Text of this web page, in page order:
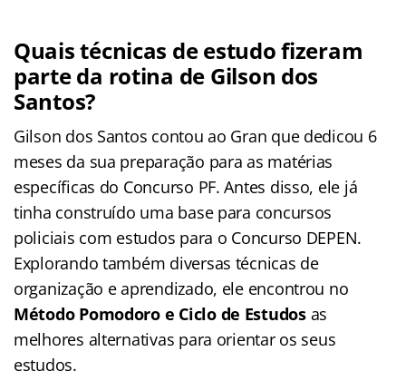
Quais técnicas de estudo fizeram
parte da rotina de Gilson dos
Santos?
Gilson dos Santos contou ao Gran que dedicou 6
meses da sua preparação para as matérias
específicas do Concurso PF. Antes disso, ele já
tinha construído uma base para concursos
policiais com estudos para o Concurso DEPEN.
Explorando também diversas técnicas de
organização e aprendizado, ele encontrou no
Método Pomodoro e Ciclo de Estudosas
melhores alternativas para orientar os seus
estudos.